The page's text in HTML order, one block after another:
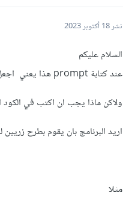
نشر18 أكتوبر 2023
السلام عليكم
عند كتابة prompt هذا يعني اجعل المستخدم يكتب text
ولاكن ماذا يجب ان اكتب في
اريد البرنامج بان يقوم بطرح زريين
مثلا